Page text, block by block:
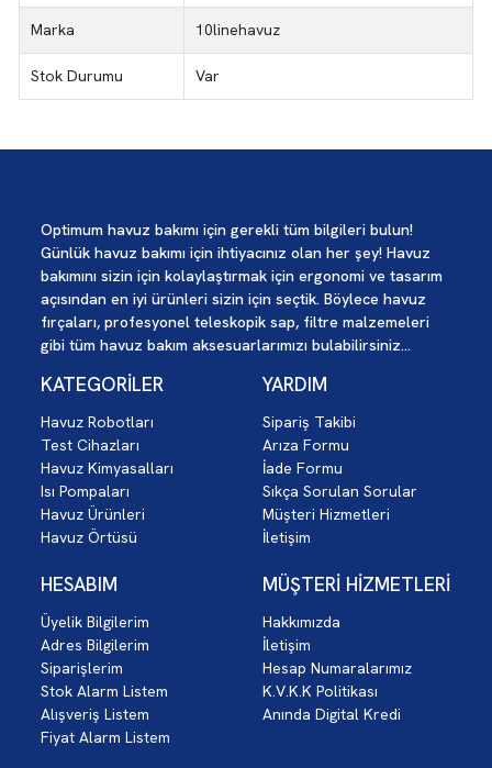
Marka 10linehavuz
Stok Durumu Var
Optimum havuz bakımı için gerekli tüm bilgileri bulun!
Günlük havuz bakımı için ihtiyacınız olan her şey! Havuz
bakımını sizin için kolaylaştırmak için ergonomi ve tasarım
açısından en iyi ürünleri sizin için seçtik. Böylece havuz
fırçaları, profesyonel teleskopik sap, filtre malzemeleri
gibi tüm havuz bakım aksesuarlarımızı bulabilirsiniz...
KATEGORİLER
Havuz Robotları
Test Cihazları
Havuz Kimyasalları
Isı Pompaları
Havuz Ürünleri
Havuz Örtüsü
YARDIM
Sipariş Takibi
Arıza Formu
İade Formu
Sıkça Sorulan Sorular
Müşteri Hizmetleri
İletişim
HESABIM
Üyelik Bilgilerim
Adres Bilgilerim
Siparişlerim
Stok Alarm Listem
Alışveriş Listem
Fiyat Alarm Listem
MÜŞTERİ HİZMETLERİ
Hakkımızda
İletişim
Hesap Numaralarımız
K.V.K.K Politikası
Anında Digital Kredi